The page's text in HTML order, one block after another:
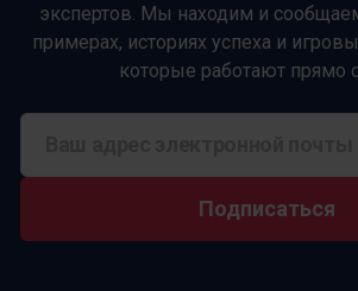
экспертов. Мы находим и
примерах, историях успеха и
которые работают прямо
Подписаться